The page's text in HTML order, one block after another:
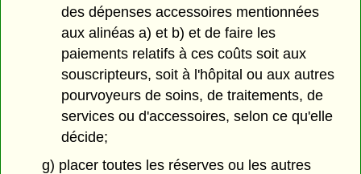
des dépenses accessoires mentionnées
aux alinéas a) et b) et de faire les
paiements relatifs à ces coûts soit aux
souscripteurs, soit à l'hôpital ou aux autres
pourvoyeurs de soins, de traitements, de
services ou d'accessoires, selon ce qu'elle
décide;
g) placer toutes les réserves ou les autres